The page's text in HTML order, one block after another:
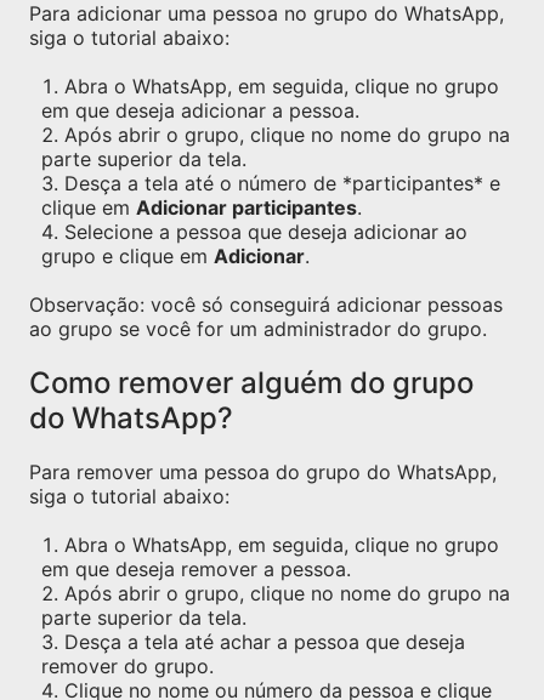
Para adicionar uma pessoa no grupo do WhatsApp,
siga o tutorial abaixo:
Abra o WhatsApp, em seguida, clique no grupo
em que deseja adicionar a pessoa.
Após abrir o grupo, clique no nome do grupo na
parte superior da tela.
Desça a tela até o número de *participantes* e
clique em Adicionar participantes.
Selecione a pessoa que deseja adicionar ao
grupo e clique em Adicionar.
Observação: você só conseguirá adicionar pessoas
ao grupo se você for um administrador do grupo.
Como remover alguém do grupo
do WhatsApp?
Para remover uma pessoa do grupo do WhatsApp,
siga o tutorial abaixo:
Abra o WhatsApp, em seguida, clique no grupo
em que deseja remover a pessoa.
Após abrir o grupo, clique no nome do grupo na
parte superior da tela.
Desça a tela até achar a pessoa que deseja
remover do grupo.
Clique no nome ou número da pessoa e clique